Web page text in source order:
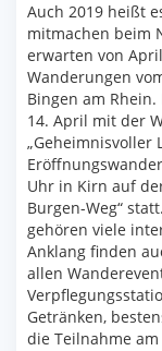
Auch 2019 heißt
mitmachen beim
erwarten von
Wanderungen
Bingen am
14. April mit der
„Geheimnisvoller
Uhr in Kirn auf
Burgen-Weg“
gehören viele
Anklang finden
allen
Getränken,
die Teilnahme